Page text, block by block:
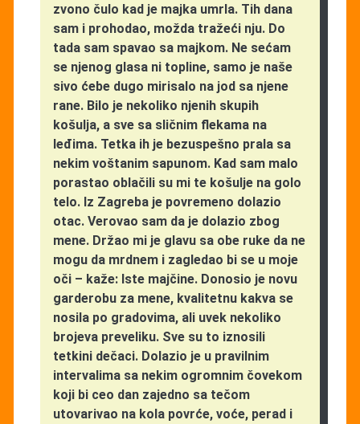
zvono čulo kad je majka umrla. Tih dana
sam i prohodao, možda tražeći nju. Do
tada sam spavao sa majkom. Ne sećam
se njenog glasa ni topline, samo je naše
sivo ćebe dugo mirisalo na jod sa njene
rane. Bilo je nekoliko njenih skupih
košulja, a sve sa sličnim flekama na
leđima. Tetka ih je bezuspešno prala sa
nekim voštanim sapunom. Kad sam malo
porastao oblačili su mi te košulje na golo
telo. Iz Zagreba je povremeno dolazio
otac. Verovao sam da je dolazio zbog
mene. Držao mi je glavu sa obe ruke da ne
mogu da mrdnem i zagledao bi se u moje
oči – kaže: Iste majčine. Donosio je novu
garderobu za mene, kvalitetnu kakva se
nosila po gradovima, ali uvek nekoliko
brojeva preveliku. Sve su to iznosili
tetkini dečaci. Dolazio je u pravilnim
intervalima sa nekim ogromnim čovekom
koji bi ceo dan zajedno sa tečom
utovarivao na kola povrće, voće, perad i